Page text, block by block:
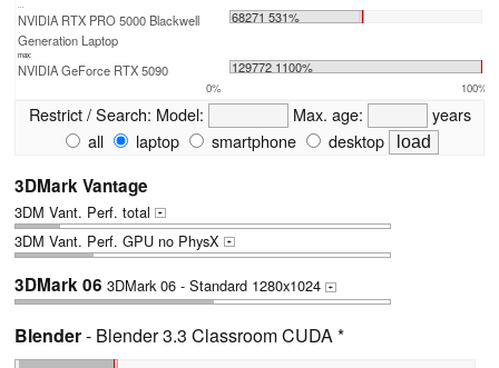
NVIDIA RTX PRO 5000 Blackwell
Generation Laptop
68271 531%
max:
NVIDIA GeForce RTX 5090 129772 1100%
0% 100%
Restrict / Search: Model: Max. age:
years
all
laptop smartphone desktop
3DMark Vantage
3DM Vant. Perf. total +
3DM Vant. Perf. GPU no PhysX +
3DMark 06 3DMark 06 - Standard 1280x1024 +
Blender- Blender 3.3 Classroom CUDA *